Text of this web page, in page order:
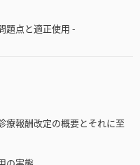
題点と適正使用 -
療報酬改定の概要とそれに至